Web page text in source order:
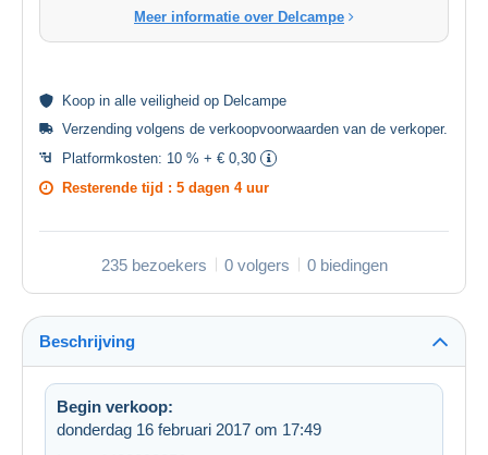
Meer informatie over Delcampe
Koop in alle veiligheid op Delcampe
Verzending volgens de verkoopvoorwaarden van de verkoper.
Platformkosten: 10 % + € 0,30
Resterende tijd : 5 dagen 4 uur
235 bezoekers 0 volgers 0 biedingen
Beschrijving
Begin verkoop:
donderdag 16 februari 2017 om 17:49